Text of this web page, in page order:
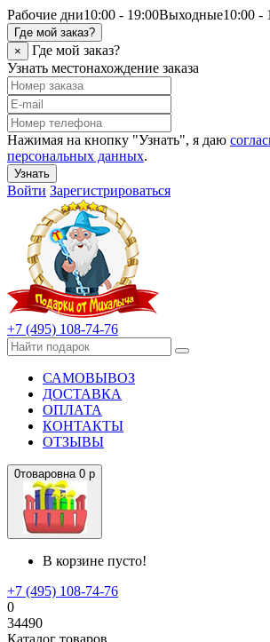
Рабочие дни10:00 - 19:00Выходные10:00 -
Где мой заказ?
×
Где мой заказ?
Узнать местонахождение заказа
Нажимая на кнопку "Узнать", я даю
персональных данных.
Узнать
Войти Зарегистрироваться
+7 (495) 108-74-76
САМОВЫВОЗ
ДОСТАВКА
ОПЛАТА
КОНТАКТЫ
ОТЗЫВЫ
0товаровна 0 р
В корзине пусто!
+7 (495) 108-74-76
0
34490
Каталог товаров